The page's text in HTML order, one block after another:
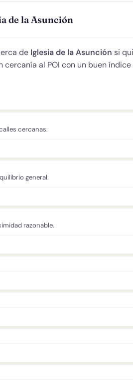
de la Asunción
de Iglesia de la Asunción si
cercanía al POI con un buen
cercanas.
general.
razonable.